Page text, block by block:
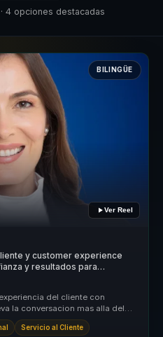
4 opciones destacadas
BILINGÜE
Ver Reel
y customer experience
y resultados para
del cliente con
la conversacion mas alla del
Servicio al Cliente